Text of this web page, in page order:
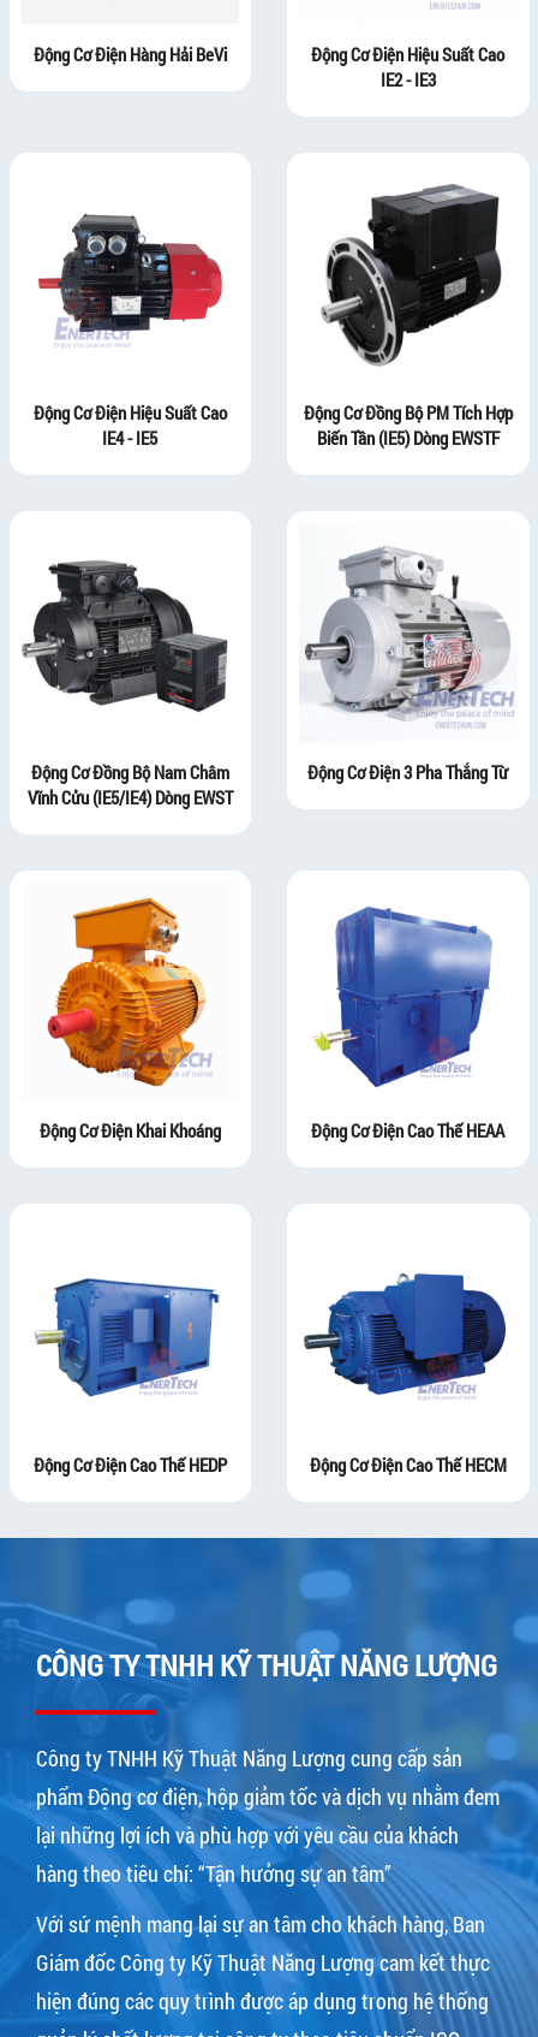
Động Cơ Điện Hàng Hải BeVi
Động Cơ Điện Hiệu Suất Cao
IE2 - IE3
Động Cơ Điện Hiệu Suất Cao
IE4 - IE5
Động Cơ Đồng Bộ PM Tích Hợp
Biến Tần (IE5) Dòng EWSTF
Động Cơ Đồng Bộ Nam Châm
Vĩnh Cửu (IE5/IE4) Dòng EWST
Động Cơ Điện 3 Pha Thắng Từ
Động Cơ Điện Khai Khoáng Động Cơ Điện Cao Thế HEAA
Động Cơ Điện Cao Thế HEDP Động Cơ Điện Cao Thế HECM
CÔNG TY TNHH KỸ THUẬT NĂNG LƯỢNG
Công ty TNHH Kỹ Thuật Năng Lượng cung cấp sản
phẩm Động cơ điện, hộp giảm tốc và dịch vụ nhằm đem
lại những lợi ích và phù hợp với yêu cầu của khách
hàng theo tiêu chí: “Tận hưởng sự an tâm”
Với sứ mệnh mang lại sự an tâm cho khách hàng, Ban
Giám đốc Công ty Kỹ Thuật Năng Lượng cam kết thực
hiện đúng các quy trình được áp dụng trong hệ thống